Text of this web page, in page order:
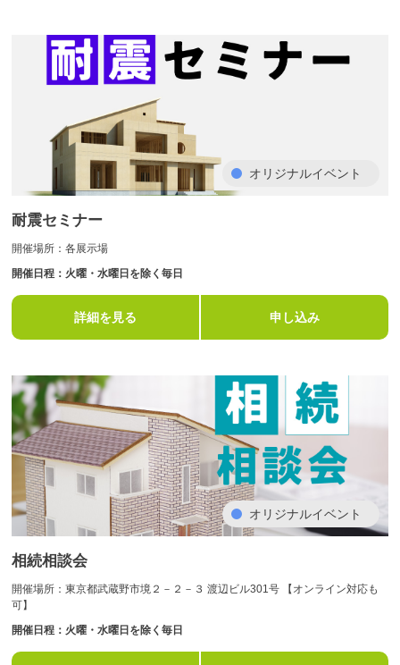
オリジナルイベント
耐震セミナー
開催場所：各展示場
開催日程：火曜・水曜日を除く毎日
詳細を見る 申し込み
オリジナルイベント
相続相談会
開催場所：東京都武蔵野市境２－２－３ 渡辺ビル301号 【オンライン対応も
可】
開催日程：火曜・水曜日を除く毎日